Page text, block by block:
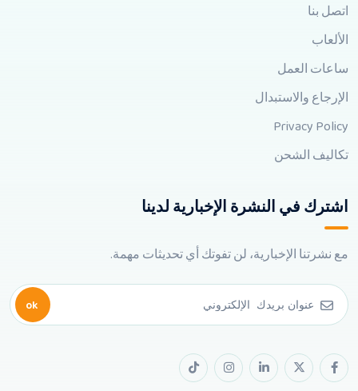
اتصل بنا
الألعاب
ساعات العمل
الإرجاع والاستبدال
Privacy Policy
تكاليف الشحن
اشترك في النشرة الإخبارية لدينا
مع نشرتنا الإخبارية، لن تفوتك أي تحديثات مهمة.
ok